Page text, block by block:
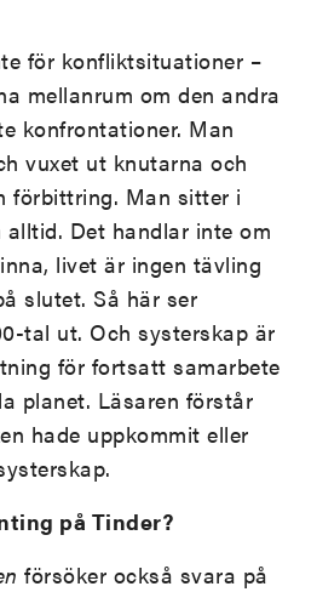
för konfliktsituationer –
mellanrum om den andra
konfrontationer. Man
vuxet ut knutarna och
förbittring. Man sitter i
Det handlar inte om
livet är ingen tävling
slutet. Så här ser
tal ut. Och systerskap är
för fortsatt samarbete
planet. Läsaren förstår
hade uppkommit eller
på Tinder?
försöker också svara på